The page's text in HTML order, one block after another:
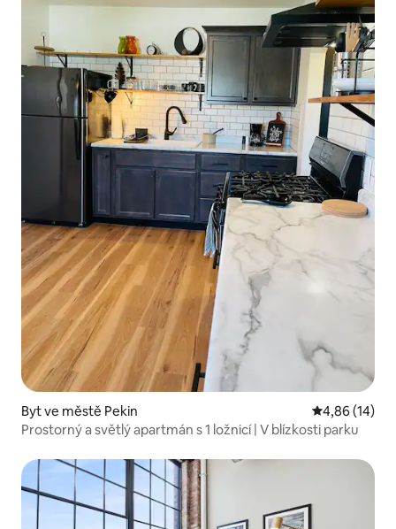
Byt ve městě Pekin Průměrné
4,86 (14)
Prostorný a světlý apartmán s 1 ložnicí | V blízkosti parku